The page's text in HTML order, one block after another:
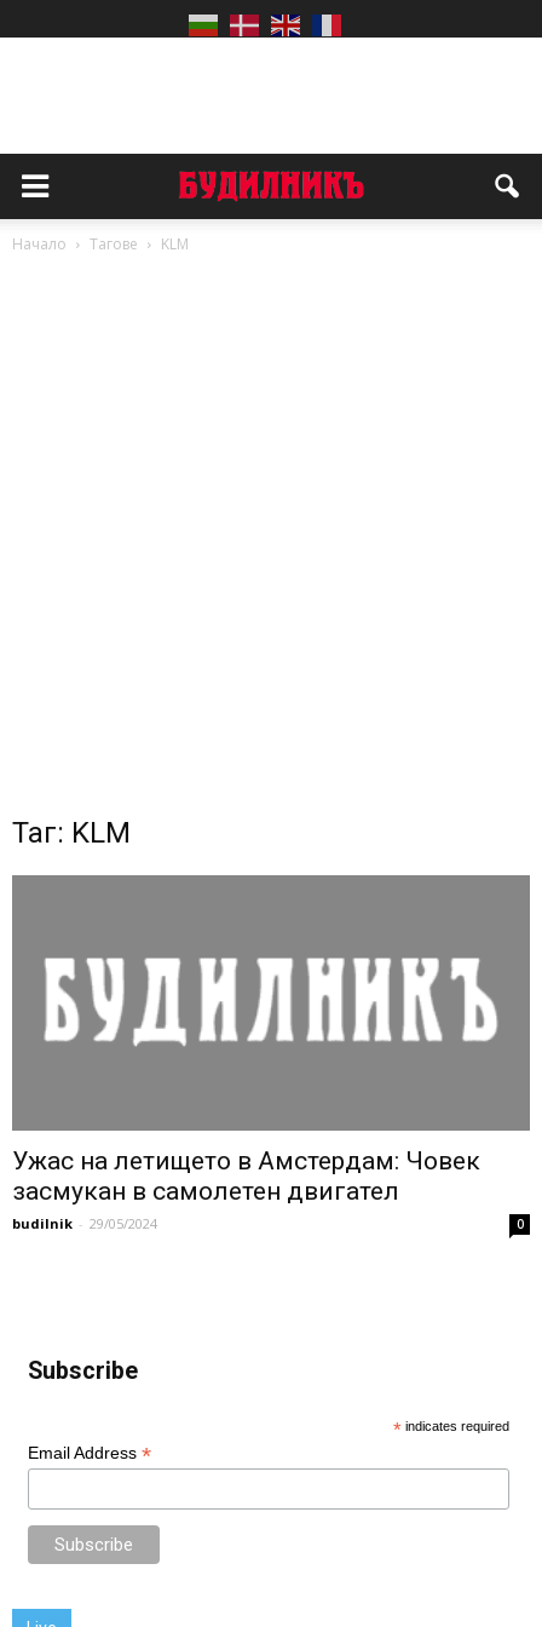
Начало Тагове KLM
Таг: KLM
Ужас на летището в Амстердам: Човек
засмукан в самолетен двигател
budilnik - 29/05/2024 0
Subscribe
* indicates required
Email Address *